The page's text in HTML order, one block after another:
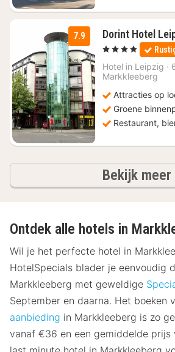
7.9 Dorint Hotel
, 4 Sterren
Hotel in Leipzig ·
Markkleeberg
Attracties op
Groene
Restaurant,
Bekijk meer
Ontdek alle hotels in
Wil je het perfecte hotel in
HotelSpecials blader je eenvoudig
Markkleeberg met geweldige
September en daarna. Het boeken
aanbieding in Markkleeberg is zo
vanaf €36 en een gemiddelde prijs